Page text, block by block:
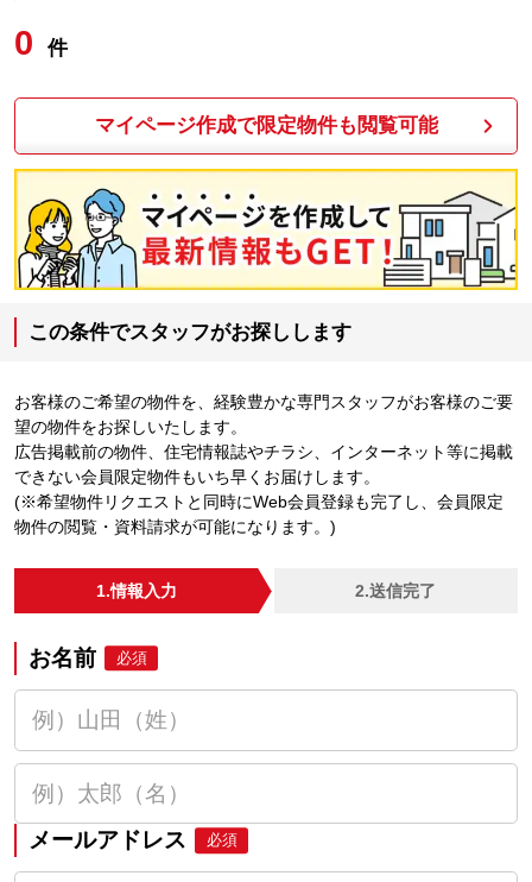
0 件
マイページ作成で限定物件も閲覧可能
この条件でスタッフがお探しします
お客様のご希望の物件を、経験豊かな専門スタッフがお客様のご要
望の物件をお探しいたします。
広告掲載前の物件、住宅情報誌やチラシ、インターネット等に掲載
できない会員限定物件もいち早くお届けします。
(※希望物件リクエストと同時にWeb会員登録も完了し、会員限定
物件の閲覧・資料請求が可能になります。)
1.情報入力 2.送信完了
お名前 必須
メールアドレス 必須